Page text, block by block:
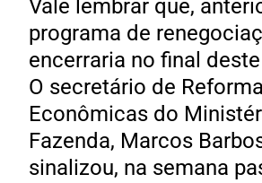
Vale lembrar que,
programa de
encerraria no final
O secretário de
Econômicas do
Fazenda, Marcos
sinalizou, na semana